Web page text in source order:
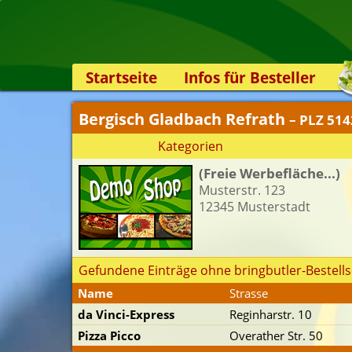
Startseite
Infos für Besteller
Lieferservice-App
Weiterempfehlen
Newsletter
Sicherheit
Kontakt
Bergisch Gladbach Refrath – PLZ
Kategorien
(Freie Werbefläche...)
Musterstr. 123
12345 Musterstadt
Gefundene Einträge ohne bringbutler-
Name Strasse
da Vinci-Express
Reginharstr. 10
Pizza Picco
Overather Str. 50